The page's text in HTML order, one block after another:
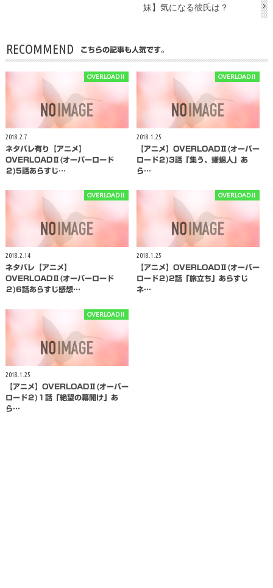
妹】気になる彼氏は？
RECOMMEND こちらの記事も人気です。
OVERLOADⅡ
2018.2.7
ネタバレ有り【アニメ】
OVERLOADⅡ(オーバーロード
２)5話あらすじ…
OVERLOADⅡ
2018.1.25
【アニメ】OVERLOADⅡ(オーバー
ロード２)3話「集う、蜥蜴人」あ
ら…
OVERLOADⅡ
2018.2.14
ネタバレ【アニメ】
OVERLOADⅡ(オーバーロード
２)6話あらすじ感想…
OVERLOADⅡ
2018.1.25
【アニメ】OVERLOADⅡ(オーバー
ロード２)2話「旅立ち」あらすじ
ネ…
OVERLOADⅡ
2018.1.25
【アニメ】OVERLOADⅡ(オーバー
ロード２)１話「絶望の幕開け」あ
ら…